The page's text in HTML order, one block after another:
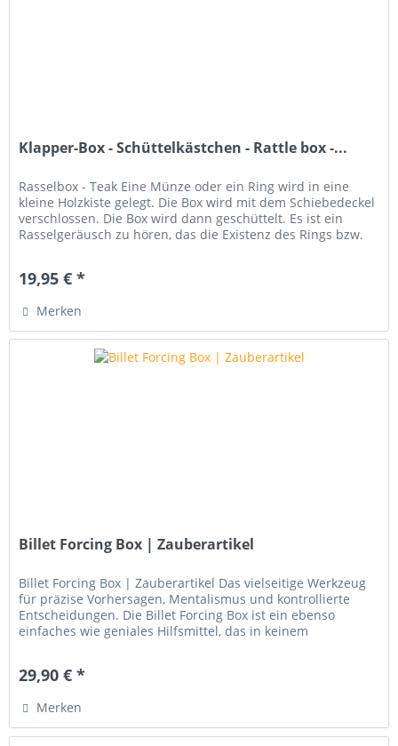
Klapper-Box - Schüttelkästchen - Rattle box -...
Rasselbox - Teak Eine Münze oder ein Ring wird in eine
kleine Holzkiste gelegt. Die Box wird mit dem Schiebedeckel
verschlossen. Die Box wird dann geschüttelt. Es ist ein
Rasselgeräusch zu hören, das die Existenz des Rings bzw.
19,95 € *
Merken
Billet Forcing Box | Zauberartikel
Billet Forcing Box | Zauberartikel Das vielseitige Werkzeug
für präzise Vorhersagen, Mentalismus und kontrollierte
Entscheidungen. Die Billet Forcing Box ist ein ebenso
einfaches wie geniales Hilfsmittel, das in keinem
29,90 € *
Merken